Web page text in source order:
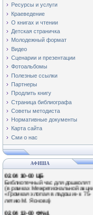
Ресурсы и услуги
Краеведение
О книгах и чтении
Детская страничка
Молодежный формат
Видео
Сценарии и презентации
Фотоальбомы
Полезные ссылки
Партнеры
Продлить книгу
Страница библиографа
Советы методиста
Нормативные документы
Карта сайта
Сми о нас
АФИША
01.04 11-00 Ф№3
Экологический час «Наши
крылатые друзья!»
(Международный день птиц)
0.04 13-00 Ф№1
Обзор книжной выставки
«Путешествие в мир природы»
02.04 10-00 ЦБ
(в рамках Межрегиональной акции
«Громкая хлопая в ладоши» к 75-
летию М. Яснова)
02.04 13-00 Ф№1